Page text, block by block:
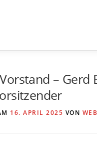
– Gerd
16. APRIL 2025 VON